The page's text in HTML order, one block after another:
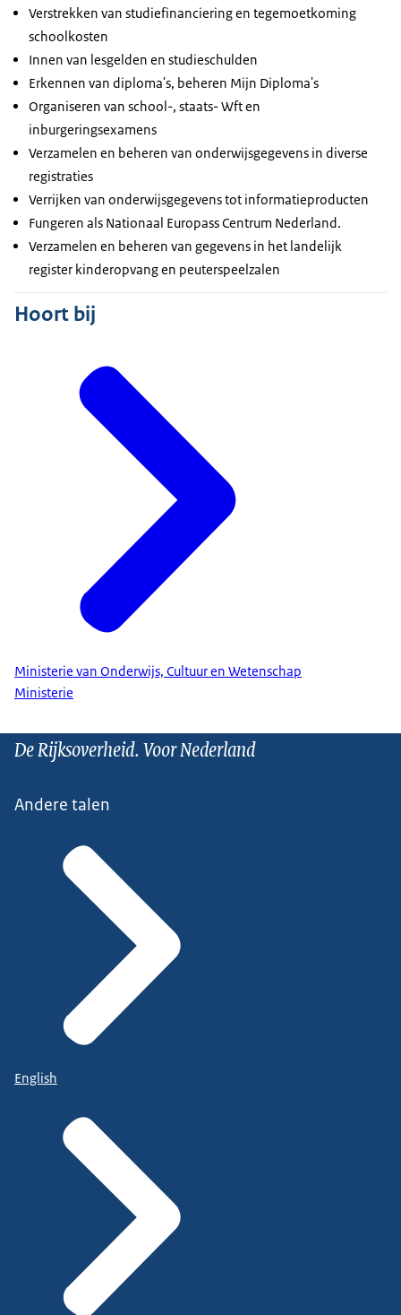
Verstrekken van studiefinanciering en tegemoetkoming
schoolkosten
Innen van lesgelden en studieschulden
Erkennen van diploma's, beheren Mijn Diploma's
Organiseren van school-, staats- Wft en
inburgeringsexamens
Verzamelen en beheren van onderwijsgegevens in diverse
registraties
Verrijken van onderwijsgegevens tot informatieproducten
Fungeren als Nationaal Europass Centrum Nederland.
Verzamelen en beheren van gegevens in het landelijk
register kinderopvang en peuterspeelzalen
Hoort bij
Ministerie van Onderwijs, Cultuur en Wetenschap
Ministerie
De Rijksoverheid. Voor Nederland
Andere talen
English